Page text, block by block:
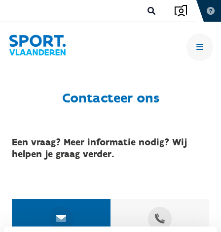
Contacteer ons
Een vraag? Meer informatie nodig? Wij
helpen je graag verder.